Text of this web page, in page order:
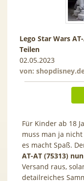
Lego Star Wars
Teilen
02.05.2023
von:
Für Kinder ab 18
muss man ja
es macht Spaß.
AT-AT (75313) nun
Versand raus,
detailreiches